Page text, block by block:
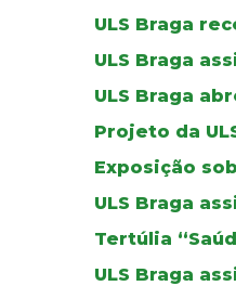
ULS Braga
ULS Braga
ULS Braga
Projeto da
Exposição
ULS Braga
Tertúlia
ULS Braga